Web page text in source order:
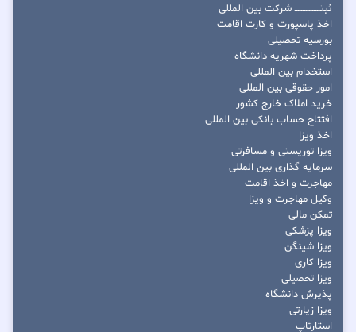
ثبتــــــــــــــــ شرکت بین المللی
اخذ پاسپورت و کارت اقامت
بورسیه تحصیلی
پرداخت شهریه دانشگاه
استخدام بین المللی
امور حقوقی بین المللی
خرید املاک خارج کشور
افتتاح حساب بانکی بین المللی
اخذ ویزا
ویزا توریستی و مسافرتی
سرمایه گذاری بین المللی
مهاجرت و اخذ اقامت
وکیل مهاجرت و ویزا
تمکن مالی
ویزا پزشکی
ویزا شینگن
ویزا کاری
ویزا تحصیلی
پذیرش دانشگاه
ویزا زیارتی
استارتاپ